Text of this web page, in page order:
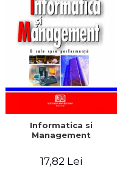
Informatica si
Management
17,82 Lei